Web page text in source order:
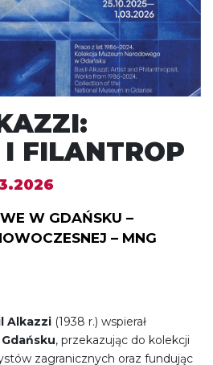
FILANTROP
W GDAŃSKU –
– MNG
Alkazzi (1938 r.) wspierał
, przekazując do kolekcji
zagranicznych oraz fundując